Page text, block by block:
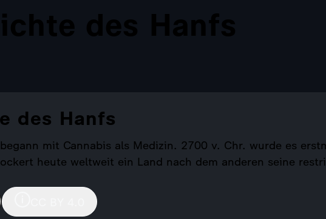
des Hanfs
des Hanfs
mit Cannabis als Medizin. 2700 v. Chr. wurde es
heute weltweit ein Land nach dem anderen seine